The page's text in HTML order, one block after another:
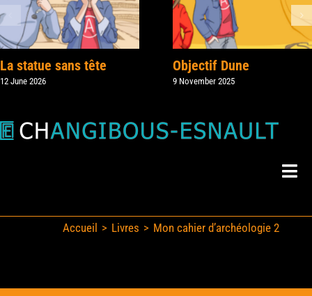
La statue sans tête
12 June 2026
Objectif Dune
9 November 2025
Mes LivresAccueil Livres Mon cahier d’archéologie 2